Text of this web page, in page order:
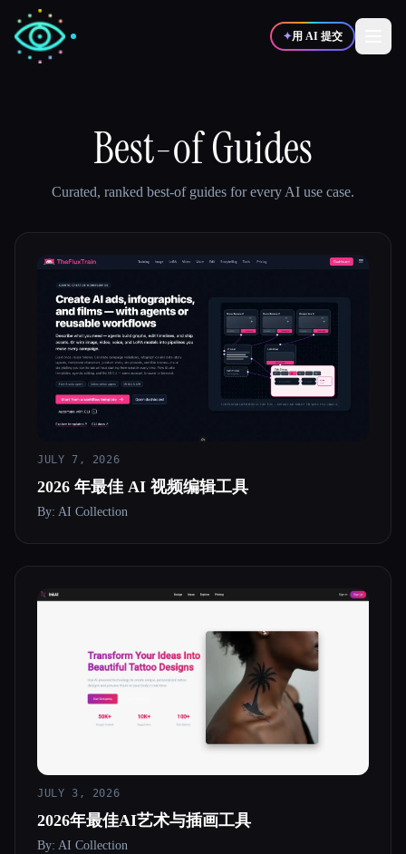
✦用 AI 提交
🎨 设计师
💻开发者 📈营销
🎓学生 🎬 创作者
比较工具
关于
Best-of Guides
Curated, ranked best-of guides for every AI use case.
JULY 7, 2026
2026 年最佳 AI 视频编辑工具
By: AI Collection
JULY 3, 2026
2026年最佳AI艺术与插画工具
By: AI Collection